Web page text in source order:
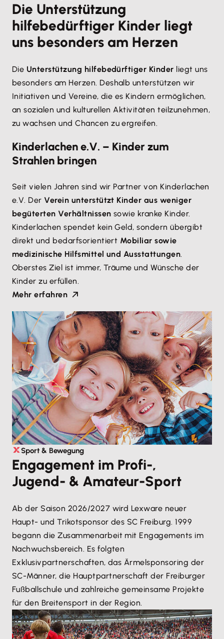
Die Unterstützung
hilfebedürftiger Kinder liegt
uns besonders am Herzen
Die Unterstützung hilfebedürftiger Kinder liegt uns
besonders am Herzen. Deshalb unterstützen wir
Initiativen und Vereine, die es Kindern ermöglichen,
an sozialen und kulturellen Aktivitäten teilzunehmen,
zu wachsen und Chancen zu ergreifen.
Kinderlachen e.V. – Kinder zum
Strahlen bringen
Seit vielen Jahren sind wir Partner von Kinderlachen
e.V. Der Verein unterstützt Kinder aus weniger
begüterten Verhältnissen sowie kranke Kinder.
Kinderlachen spendet kein Geld, sondern übergibt
direkt und bedarfsorientiert Mobiliar sowie
medizinische Hilfsmittel und Ausstattungen.
Oberstes Ziel ist immer, Träume und Wünsche der
Kinder zu erfüllen.
Mehr erfahren
Sport & Bewegung
Engagement im Profi-,
Jugend- & Amateur-Sport
Ab der Saison 2026/2027 wird Lexware neuer
Haupt- und Trikotsponsor des SC Freiburg. 1999
begann die Zusammenarbeit mit Engagements im
Nachwuchsbereich. Es folgten
Exklusivpartnerschaften, das Ärmelsponsoring der
SC-Männer, die Hauptpartnerschaft der Freiburger
Fußballschule und zahlreiche gemeinsame Projekte
für den Breitensport in der Region.